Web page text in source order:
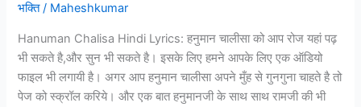
भक्ति/ Maheshkumar
Hanuman Chalisa Hindi Lyrics: हनुमान चालीसा को आप रोज यहां पढ़
भी सकते है,और सुन भी सकते है। इसके लिए हमने आपके लिए एक ऑडियो
फाइल भी लगायी है। अगर आप हनुमान चालीसा अपने मुँह से गुनगुना चाहते है तो
पेज को स्क्रॉल करिये। और एक बात हनुमानजी के साथ साथ रामजी की भी